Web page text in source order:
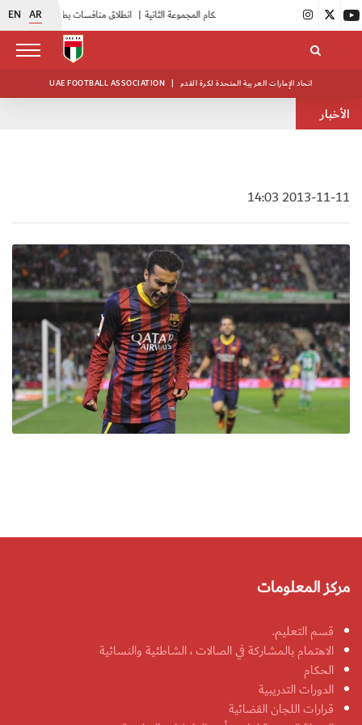
EN AR انطلاق منافسات بطولة النخبة لحرس الرئاسة | بدء فعاليات معسكر حكام المجموعة الثانية |
UAE FOOTBALL ASSOCIATION | اتحاد الإمارات العربية المتحدة لكرة القدم
الأخبار
2013-11-11 14:03
مركز المعلومات
قسم التعليم.
الاهتمام بالمشاركة في الصالات ، الشاطئية والنسائية
الحكام
الدورات التدريبية
قرارات اللجان القضائية